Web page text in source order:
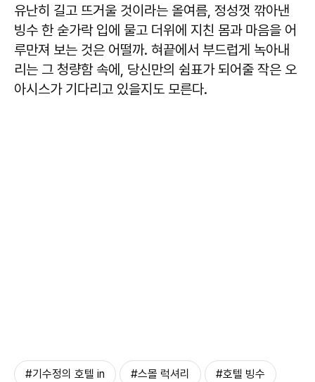
유난히 길고 뜨거울 것이라는 올여름, 정성껏 깎아낸
빙수 한 숟가락 입에 물고 더위에 지친 몸과 마음을 어
루만져 보는 것은 어떨까. 혀끝에서 부드럽게 녹아내
리는 그 청량함 속에, 당신만의 쉼표가 되어줄 작은 오
아시스가 기다리고 있을지도 모른다.
#기수정의 호텔 in #스몰 럭셔리 #호텔 빙수